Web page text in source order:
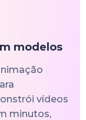
modelos
vídeos
minutos,